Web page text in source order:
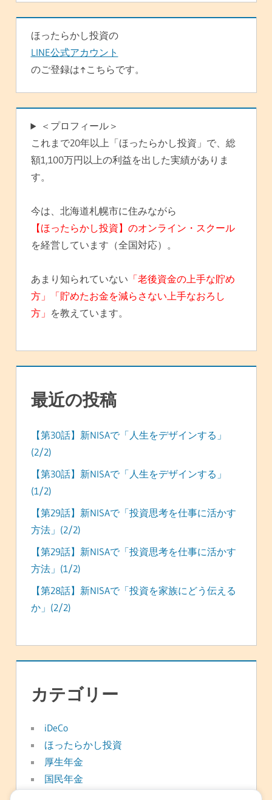
ン
ほったらかし投資の
LINE公式アカウント
のご登録は↑こちらです。
＜プロフィール＞
これまで20年以上「ほったらかし投資」で、総
額1,100万円以上の利益を出した実績がありま
す。
今は、北海道札幌市に住みながら
【ほったらかし投資】のオンライン・スクール
を経営しています（全国対応）。
あまり知られていない 「老後資金の上手な貯め
方」「貯めたお金を減らさない上手なおろし
方」 を教えています。
最近の投稿
【第30話】新NISAで「人生をデザインする」
(2/2)
【第30話】新NISAで「人生をデザインする」
(1/2)
【第29話】新NISAで「投資思考を仕事に活かす
方法」(2/2)
【第29話】新NISAで「投資思考を仕事に活かす
方法」(1/2)
【第28話】新NISAで「投資を家族にどう伝える
か」(2/2)
カテゴリー
iDeCo
ほったらかし投資
厚生年金
国民年金